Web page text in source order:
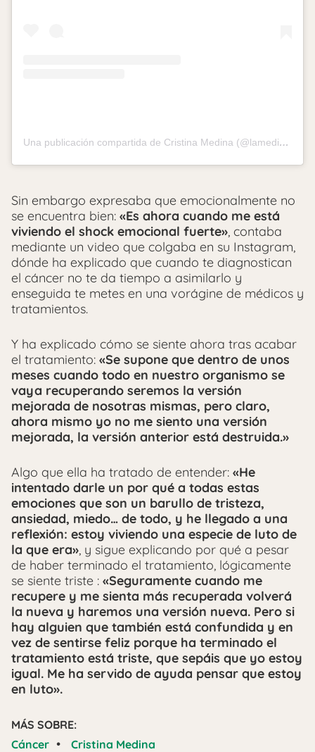
Una publicación compartida de Cristina Medina (@lamedinaesoficial)
Sin embargo expresaba que emocionalmente no
se encuentra bien: «Es ahora cuando me está
viviendo el shock emocional fuerte», contaba
mediante un video que colgaba en su Instagram,
dónde ha explicado que cuando te diagnostican
el cáncer no te da tiempo a asimilarlo y
enseguida te metes en una vorágine de médicos y
tratamientos.
Y ha explicado cómo se siente ahora tras acabar
el tratamiento: «Se supone que dentro de unos
meses cuando todo en nuestro organismo se
vaya recuperando seremos la versión
mejorada de nosotras mismas, pero claro,
ahora mismo yo no me siento una versión
mejorada, la versión anterior está destruida.»
Algo que ella ha tratado de entender: «He
intentado darle un por qué a todas estas
emociones que son un barullo de tristeza,
ansiedad, miedo… de todo, y he llegado a una
reflexión: estoy viviendo una especie de luto de
la que era», y sigue explicando por qué a pesar
de haber terminado el tratamiento, lógicamente
se siente triste : «Seguramente cuando me
recupere y me sienta más recuperada volverá
la nueva y haremos una versión nueva. Pero si
hay alguien que también está confundida y en
vez de sentirse feliz porque ha terminado el
tratamiento está triste, que sepáis que yo estoy
igual. Me ha servido de ayuda pensar que estoy
en luto».
MÁS SOBRE:
Cáncer • Cristina Medina